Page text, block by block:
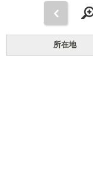
前
所在地